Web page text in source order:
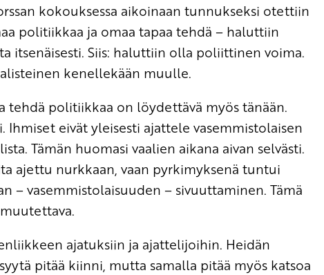
kokouksessa aikoinaan tunnukseksi otettiin
politiikkaa ja omaa tapaa tehdä – haluttiin
itsenäisesti. Siis: haluttiin olla poliittinen voima.
kenellekään muulle.
tehdä politiikkaa on löydettävä myös tänään.
eivät yleisesti ajattele vasemmistolaisen
Tämän huomasi vaalien aikana aivan selvästi.
ajettu nurkkaan, vaan pyrkimyksenä tuntui
– vasemmistolaisuuden – sivuuttaminen. Tämä
ajatuksiin ja ajattelijoihin. Heidän
pitää kiinni, mutta samalla pitää myös katsoa